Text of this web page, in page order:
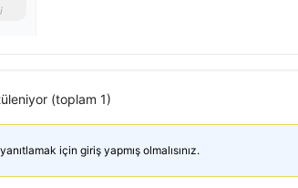
(toplam 1)
için giriş yapmış olmalısınız.